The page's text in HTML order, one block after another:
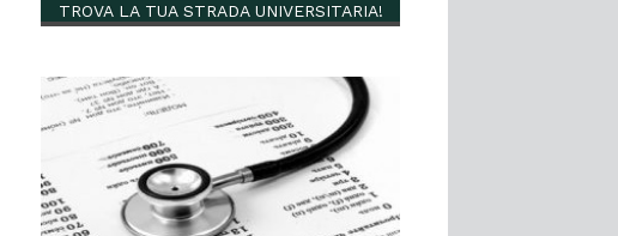
TROVA LA TUA STRADA UNIVERSITARIA!